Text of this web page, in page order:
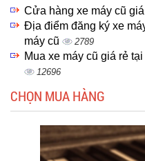
Cửa hàng xe máy cũ
Địa điểm đăng ký xe
máy cũ
2789
Mua xe máy cũ giá rẻ
12696
CHỌN MUA HÀNG